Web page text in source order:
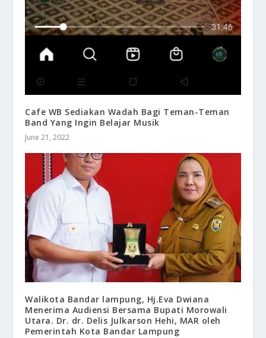
Cafe WB Sediakan Wadah Bagi Teman-Teman
Band Yang Ingin Belajar Musik
June 21, 2022
Walikota Bandar lampung, Hj.Eva Dwiana
Menerima Audiensi Bersama Bupati Morowali
Utara. Dr. dr. Delis Julkarson Hehi, MAR oleh
Pemerintah Kota Bandar Lampung